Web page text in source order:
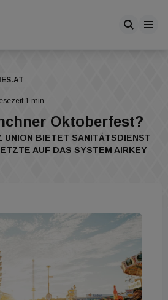
1 min
Oktoberfest?
UNION BIETET SANITÄTSDIENST
AUF DAS SYSTEM AIRKEY